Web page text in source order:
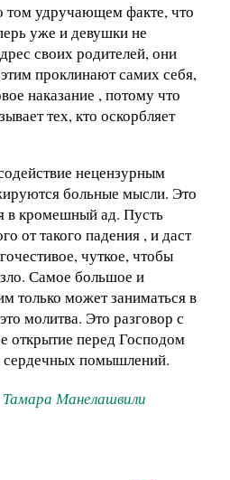
том удручающем факте, что
уже и девушки не
своих родителей, они
проклинают самих себя,
наказание , потому что
тех, кто оскорбляет
нецензурным
больные мысли. Это
в кромешный ад. Пусть
от такого падения , и даст
чуткое, чтобы
Самое большое и
только может заниматься в
молитва. Это разговор с
открытие перед Господом
помышлений.
Тамара Манелашвили